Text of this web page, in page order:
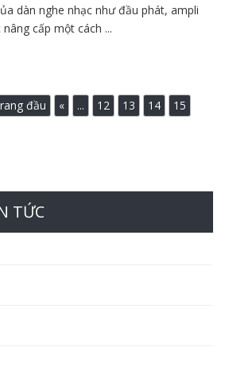
dàn nghe nhạc như đầu phát, ampli
cấp một cách ...
đầu « ... 12 13 14
15
TỨC